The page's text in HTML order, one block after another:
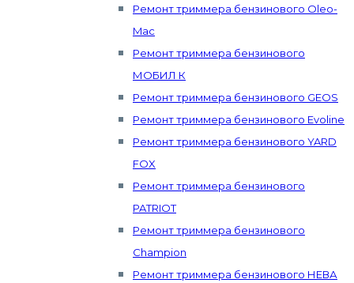
Ремонт триммера бензинового Oleo-
Mac
Ремонт триммера бензинового
МОБИЛ К
Ремонт триммера бензинового GEOS
Ремонт триммера бензинового Evoline
Ремонт триммера бензинового YARD
FOX
Ремонт триммера бензинового
PATRIOT
Ремонт триммера бензинового
Champion
Ремонт триммера бензинового НЕВА